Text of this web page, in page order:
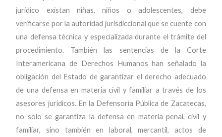
jurídico existan niñas, niños o adolescentes, debe
verificarse por la autoridad jurisdiccional que se cuente con
una defensa técnica y especializada durante el trámite del
procedimiento. También las sentencias de la Corte
Interamericana de Derechos Humanos han señalado la
obligación del Estado de garantizar el derecho adecuado
de una defensa en materia civil y familiar a través de los
asesores jurídicos. En la Defensoría Pública de Zacatecas,
no solo se garantiza la defensa en materia penal, civil y
familiar, sino también en laboral, mercantil, actos de